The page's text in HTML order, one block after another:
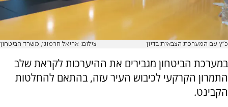
כ"ץ עם המערכת הצבאית בדיון צילום: אריאל חרמוני, משרד הביטחון
במערכת הביטחון מגבירים את ההיערכות לקראת שלב
התמרון הקרקעי לכיבוש העיר עזה, בהתאם להחלטות
הקבינט.